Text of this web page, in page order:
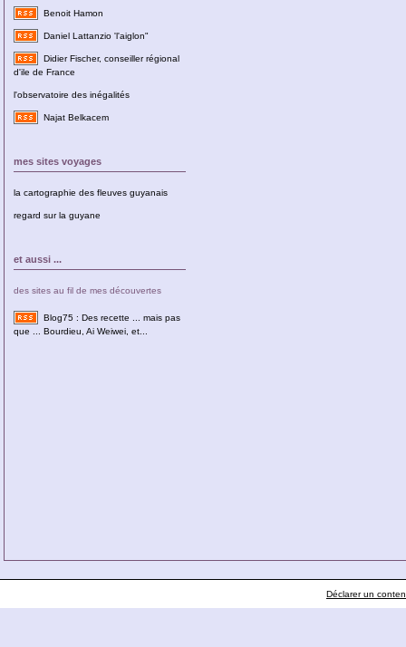
Benoit Hamon
Daniel Lattanzio 'l'aiglon"
Didier Fischer, conseiller régional
d'ile de France
l'observatoire des inégalités
Najat Belkacem
mes sites voyages
la cartographie des fleuves guyanais
regard sur la guyane
et aussi ...
des sites au fil de mes découvertes
Blog75 : Des recette ... mais pas
que ... Bourdieu, Ai Weiwei, et...
Déclarer un